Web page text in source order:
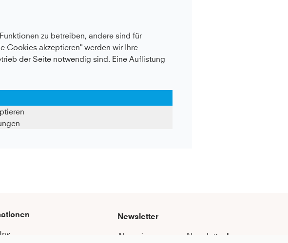
Newsletter
Abonniere unseren Newsletter
bevor
zu betreiben, andere sind für
Cookies akzeptieren" werden wir Ihre
der Seite notwendig sind. Eine Auflistung